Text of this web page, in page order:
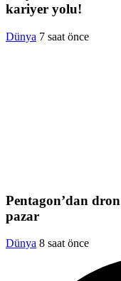
kariyer yolu!
Dünya 7 saat önce
Pentagon’dan
pazar
Dünya 8 saat önce